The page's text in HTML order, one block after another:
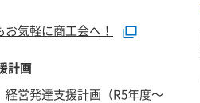
気軽に商工会へ！
計画
営発達支援計画（R5年度～